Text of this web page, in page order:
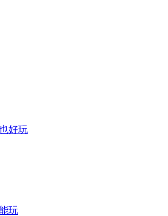
好玩
玩